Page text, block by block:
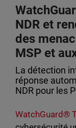
NDR et
des
MSP et
La détection
réponse
NDR pour les
WatchGuard®